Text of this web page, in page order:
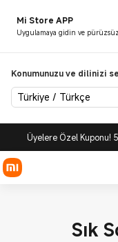
Mi Store APP
Uygulamaya gidin ve
Konumunuzu ve dilinizi
Türkiye / Türkçe
Üyelere Özel Kuponu!
Sık